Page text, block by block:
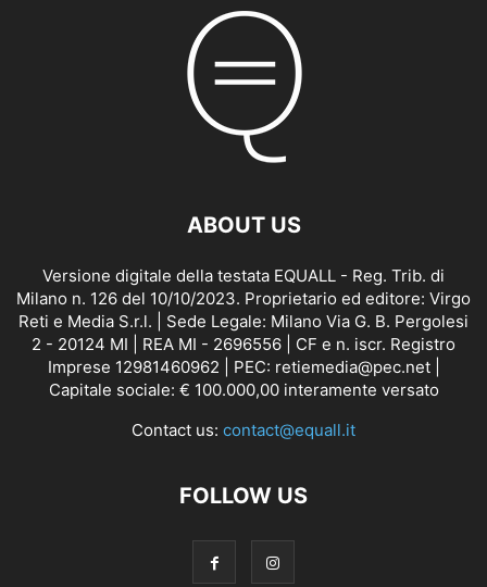
ABOUT US
Versione digitale della testata EQUALL - Reg. Trib. di
Milano n. 126 del 10/10/2023. Proprietario ed editore: Virgo
Reti e Media S.r.l. | Sede Legale: Milano Via G. B. Pergolesi
2 - 20124 MI | REA MI - 2696556 | CF e n. iscr. Registro
Imprese 12981460962 | PEC: retiemedia@pec.net |
Capitale sociale: € 100.000,00 interamente versato
Contact us: contact@equall.it
FOLLOW US